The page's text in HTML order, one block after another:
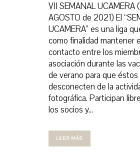
VII SEMANAL UCAMERA
AGOSTO de 2021) El
UCAMERA” es una liga
como finalidad mantener
contacto entre los
asociación durante las
de verano para que éstos
desconecten de la
fotográfica. Participan
los socios y...
LEER MÁS